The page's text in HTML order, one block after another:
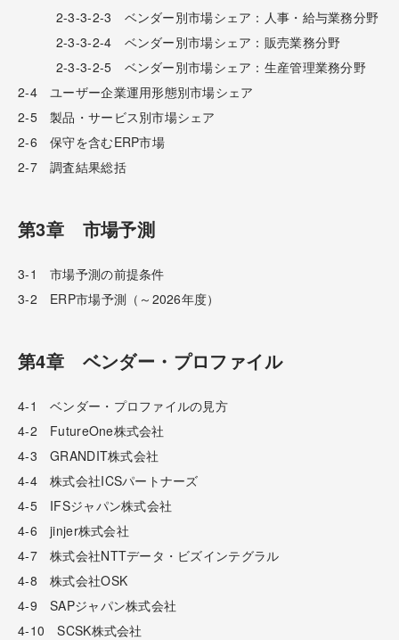
2-3-3-2-3 ベンダー別市場シェア：人事・給与業務分野
2-3-3-2-4 ベンダー別市場シェア：販売業務分野
2-3-3-2-5 ベンダー別市場シェア：生産管理業務分野
2-4 ユーザー企業運用形態別市場シェア
2-5 製品・サービス別市場シェア
2-6 保守を含むERP市場
2-7 調査結果総括
第3章 市場予測
3-1 市場予測の前提条件
3-2 ERP市場予測（～2026年度）
第4章 ベンダー・プロファイル
4-1 ベンダー・プロファイルの見方
4-2 FutureOne株式会社
4-3 GRANDIT株式会社
4-4 株式会社ICSパートナーズ
4-5 IFSジャパン株式会社
4-6 jinjer株式会社
4-7 株式会社NTTデータ・ビズインテグラル
4-8 株式会社OSK
4-9 SAPジャパン株式会社
4-10 SCSK株式会社